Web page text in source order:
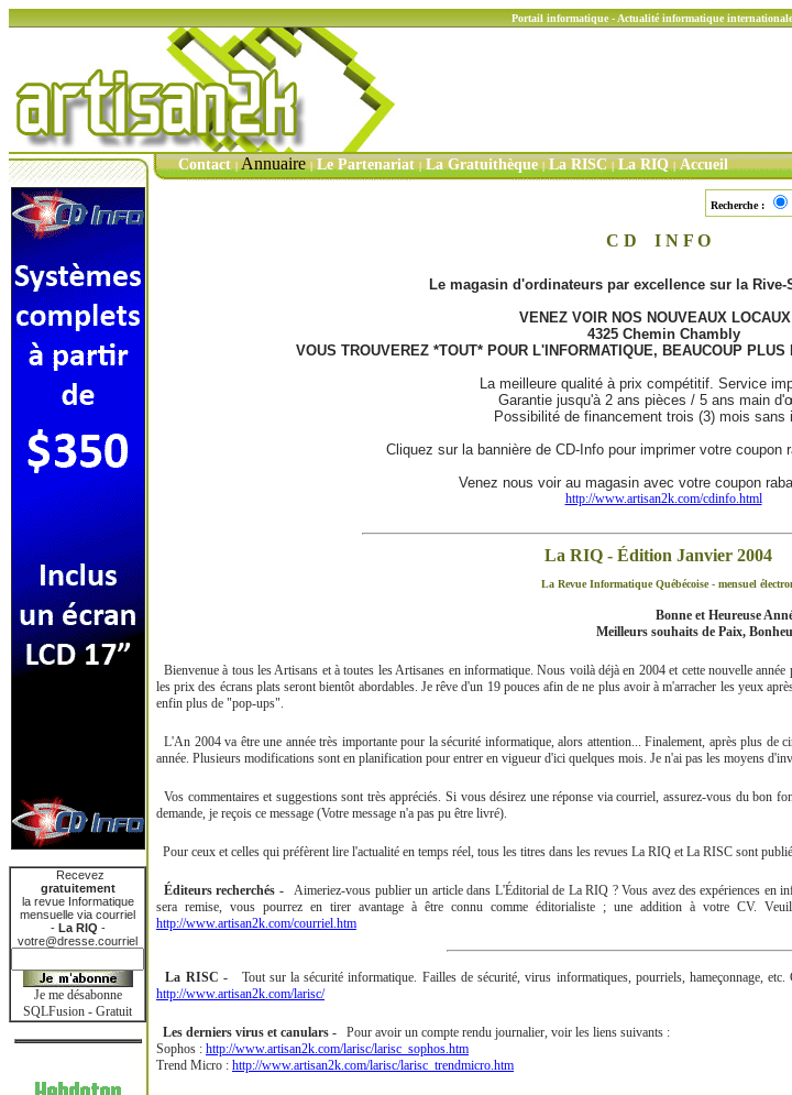
Portail informatique - Actualité informatique
Contact |Annuaire| Le Partenariat | La Gratuithèque | La RISC | La RIQ | Accueil
Recevez
gratuitement
la revue Informatique
mensuelle via courriel
- La RIQ -
votre@dresse.courriel
Je me désabonne
SQLFusion - Gratuit
Recherche :
C D I N F O
Le magasin d'ordinateurs par excellence sur la Rive-
VENEZ VOIR NOS NOUVEAUX
4325 Chemin Chambly
VOUS TROUVEREZ *TOUT* POUR L'INFORMATIQUE, BEAUCOUP
La meilleure qualité à prix compétitif. Service
Garantie jusqu'à 2 ans pièces / 5 ans main
Possibilité de financement trois (3) mois sans
Cliquez sur la bannière de CD-Info pour imprimer votre coupon
Venez nous voir au magasin avec votre coupon
http://www.artisan2k.com/cdinfo.html
La RIQ - Édition Janvier 2004
La Revue Informatique Québécoise - mensuel
Bonne et Heureuse
Meilleurs souhaits de Paix,
Bienvenue à tous les Artisans et à toutes les Artisanes en informatique. Nous voilà déjà en 2004 et cette nouvelle
les prix des écrans plats seront bientôt abordables. Je rêve d'un 19 pouces afin de ne plus avoir à m'arracher les yeux
enfin plus de "pop-ups".
L'An 2004 va être une année très importante pour la sécurité informatique, alors attention... Finalement, après plus
année. Plusieurs modifications sont en planification pour entrer en vigueur d'ici quelques mois. Je n'ai pas les moyens
Vos commentaires et suggestions sont très appréciés. Si vous désirez une réponse via courriel, assurez-vous du bon
demande, je reçois ce message (Votre message n'a pas pu être livré).
Pour ceux et celles qui préfèrent lire l'actualité en temps réel, tous les titres dans les revues La RIQ et La RISC sont
Éditeurs recherchés -Aimeriez-vous publier un article dans L'Éditorial de La RIQ ? Vous avez des expériences en
sera remise, vous pourrez en tirer avantage à être connu comme éditorialiste ; une addition à votre CV.
http://www.artisan2k.com/courriel.htm
La RISC -Tout sur la sécurité informatique. Failles de sécurité, virus informatiques, pourriels, hameçonnage,
http://www.artisan2k.com/larisc/
Les derniers virus et canulars - Pour avoir un compte rendu journalier, voir les liens suivants :
Sophos : http://www.artisan2k.com/larisc/larisc_sophos.htm
Trend Micro : http://www.artisan2k.com/larisc/larisc_trendmicro.htm